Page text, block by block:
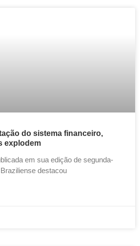
do sistema financeiro,
explodem
em sua edição de segunda-
destacou